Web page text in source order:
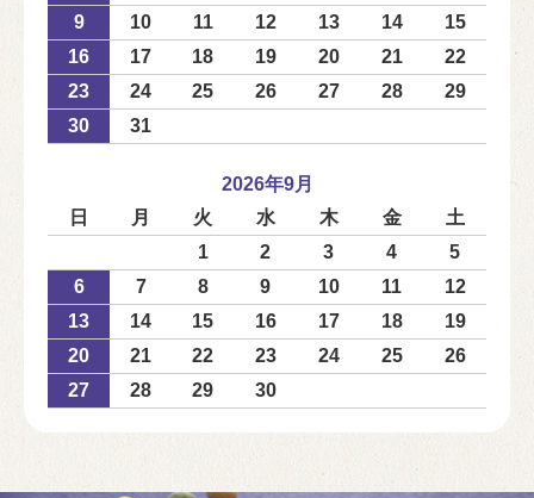
9
10 11 12 13 14
15
16
17 18 19 20 21
22
23
24 25 26 27 28
29
30
31
2026年9月
日
月 火 水 木 金
土
1
2 3 4
5
6
7 8 9 10 11
12
13
14 15 16 17 18
19
20
21 22 23 24 25
26
27
28 29 30